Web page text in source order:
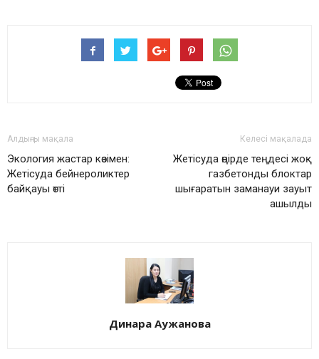
Алдыңғы мақала
Экология жастар көзімен:
Жетісуда бейнероликтер
байқауы өтті
Келесі мақалада
Жетісуда өңірде теңдесі жоқ
газбетонды блоктар
шығаратын заманауи зауыт
ашылды
Динара Аужанова